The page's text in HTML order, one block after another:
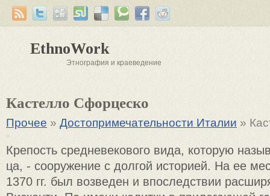
EthnoWork
Этнография и краеведение
Кастелло Сфорцеско
Прочее » Достопримечательности Италии »
Крепость средневекового вида, ко­торую
ца, - сооружение с долгой истори­ей. На ее
1370 гг. был возведен и впоследствии